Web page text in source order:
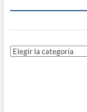
Directorio